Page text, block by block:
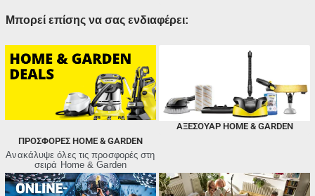
Μπορεί επίσης να σας ενδιαφέρει:
ΠΡΟΣΦΟΡΈΣ HOME & GARDEN
Ανακάλυψε όλες τις προσφορές στη
σειρά Home & Garden
ΑΞΕΣΟΥΑΡ HOME & GARDEN